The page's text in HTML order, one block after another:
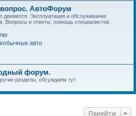
АвтоФорум
движется. Эксплуатация и обслуживание
Вопросы и ответы, помощь специалистов.
авто
форум.
разделы, обсуждаем тут.
Перейти